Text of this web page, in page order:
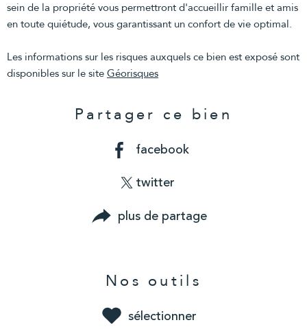
sein de la propriété vous permettront d'accueillir famille et amis
en toute quiétude, vous garantissant un confort de vie optimal.
Les informations sur les risques auxquels ce bien est exposé sont
disponibles sur le site Géorisques
Partager ce bien
facebook
twitter
plus de partage
Nos outils
sélectionner